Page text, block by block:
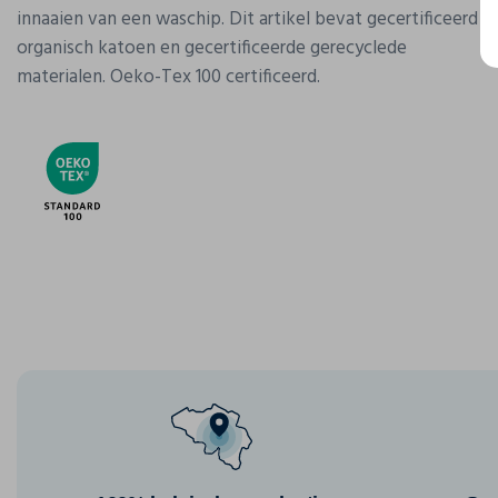
innaaien van een waschip. Dit artikel bevat gecertificeerd
organisch katoen en gecertificeerde gerecyclede
materialen. Oeko-Tex 100 certificeerd.